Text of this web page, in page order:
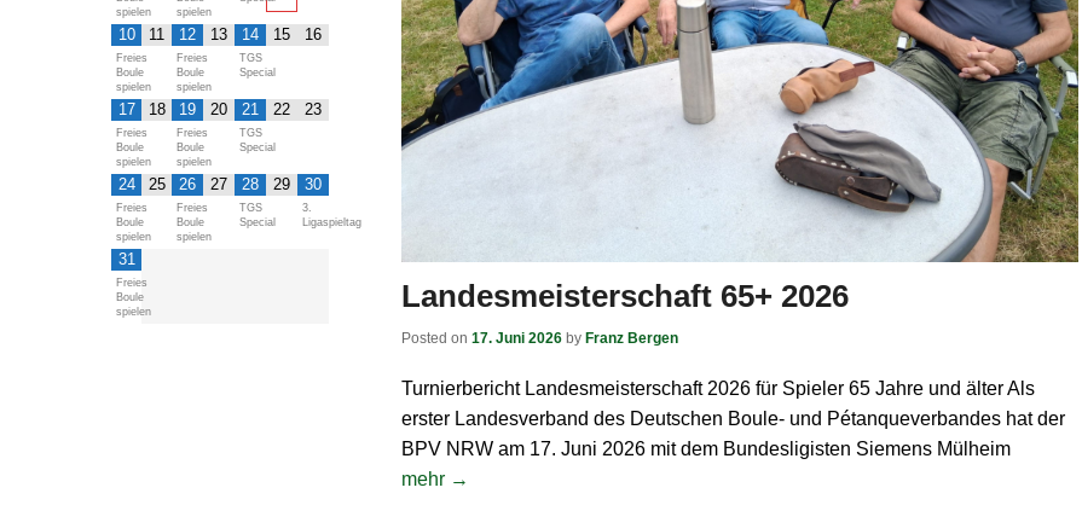
Landesmeisterschaft 65+ 2026
Posted on 17. Juni 2026 by Franz Bergen
Turnierbericht Landesmeisterschaft 2026 für Spieler 65 Jahre und älter Als
erster Landesverband des Deutschen Boule- und Pétanqueverbandes hat der
BPV NRW am 17. Juni 2026 mit dem Bundesligisten Siemens Mülheim
mehr →
spielen
spielen
10
Freies
Boule
spielen
11 12
Freies
Boule
spielen
13 14
TGS
Special
15 16
17
Freies
Boule
spielen
18 19
Freies
Boule
spielen
20 21
TGS
Special
22 23
24
Freies
Boule
spielen
25 26
Freies
Boule
spielen
27 28
TGS
Special
29 30
3.
Ligaspieltag
31
Freies
Boule
spielen